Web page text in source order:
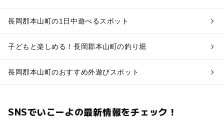
長岡郡本山町の1日中遊べるスポット
子どもと楽しめる！長岡郡本山町の釣り堀
長岡郡本山町のおすすめ外遊びスポット
SNSでいこーよの最新情報をチェック！